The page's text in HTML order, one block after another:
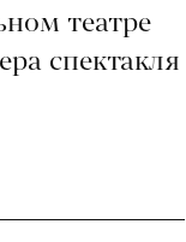
театре
спектакля